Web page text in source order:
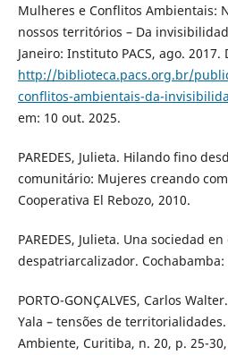
Mulheres e Conflitos Ambientais:
nossos territórios – Da
Janeiro: Instituto PACS, ago. 2017.
http://biblioteca.pacs.org.br/
conflitos-ambientais-da-
em: 10 out. 2025.
PAREDES, Julieta. Hilando fino
comunitário: Mujeres creando
Cooperativa El Rebozo, 2010.
PAREDES, Julieta. Una sociedad
despatriarcalizador. Cochabamba:
PORTO-GONÇALVES, Carlos
Yala – tensões de
Ambiente, Curitiba, n. 20, p. 25-